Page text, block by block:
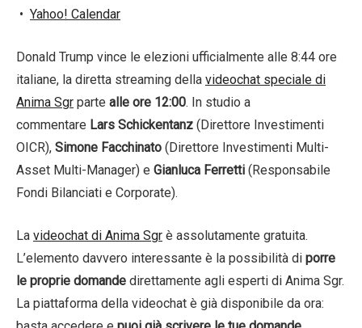
• Yahoo! Calendar
Donald Trump vince le elezioni ufficialmente alle 8:44 ore
italiane, la diretta streaming della videochat speciale di
Anima Sgr parte alle ore 12:00. In studio a
commentare Lars Schickentanz (Direttore Investimenti
OICR), Simone Facchinato (Direttore Investimenti Multi-
Asset Multi-Manager) e Gianluca Ferretti (Responsabile
Fondi Bilanciati e Corporate).
La videochat di Anima Sgr è assolutamente gratuita.
L’elemento davvero interessante è la possibilità di porre
le proprie domande direttamente agli esperti di Anima Sgr.
La piattaforma della videochat è già disponibile da ora: